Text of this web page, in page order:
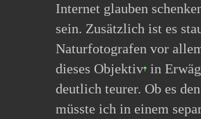
Internet glauben
sein. Zusätzlich ist es
Naturfotografen vor
dieses Objektiv in
deutlich teurer. Ob es
müsste ich in einem